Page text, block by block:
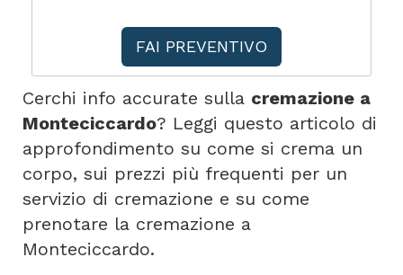
FAI PREVENTIVO
Cerchi info accurate sulla cremazione a
Monteciccardo? Leggi questo articolo di
approfondimento su come si crema un
corpo, sui prezzi più frequenti per un
servizio di cremazione e su come
prenotare la cremazione a
Monteciccardo.